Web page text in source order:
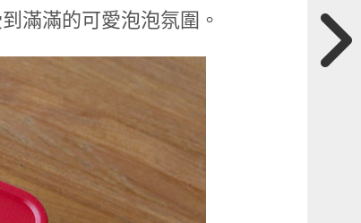
滿滿的可愛泡泡氛圍。